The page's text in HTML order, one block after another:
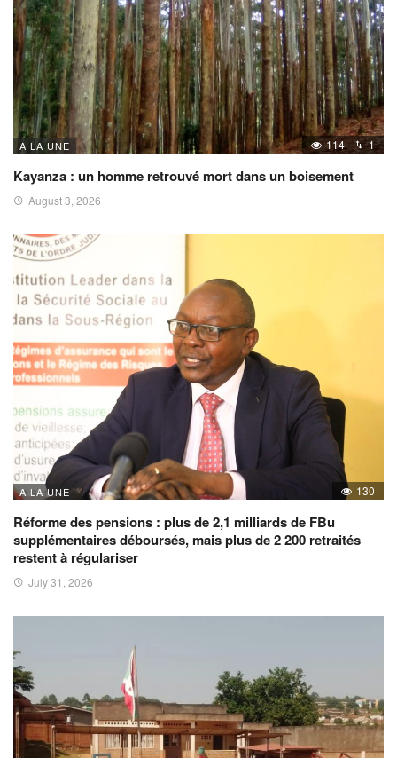
A LA UNE 114 1
Kayanza : un homme retrouvé mort dans un boisement
August 3, 2026
A LA UNE 130
Réforme des pensions : plus de 2,1 milliards de FBu
supplémentaires déboursés, mais plus de 2 200 retraités
restent à régulariser
July 31, 2026